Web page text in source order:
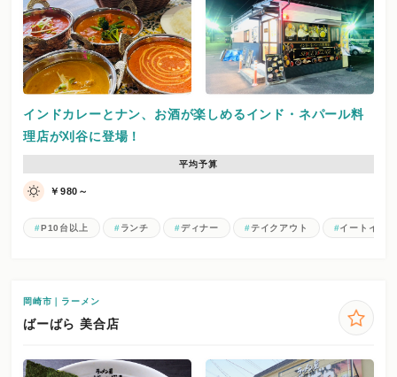
インドカレーとナン、お酒が楽しめるインド・ネパール料
理店が刈谷に登場！
平均予算
￥980～
P10台以上 ランチ ディナー テイクアウト イートイン
岡崎市｜ラーメン
ばーばら 美合店